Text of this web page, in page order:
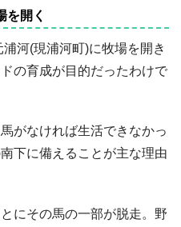
を開く
河(現浦河町)に牧場を開き
の育成が目的だったわけで
がなければ生活できなかっ
下に備えることが主な理由
にその馬の一部が脱走。野